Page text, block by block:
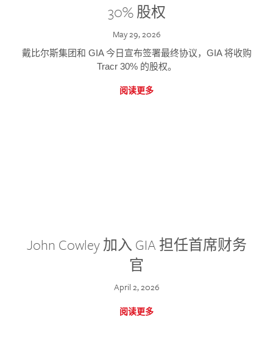
30% 股权
May 29, 2026
戴比尔斯集团和 GIA 今日宣布签署最终协议，GIA 将收购
Tracr 30% 的股权。
阅读更多
John Cowley 加入 GIA 担任首席财务
官
April 2, 2026
阅读更多